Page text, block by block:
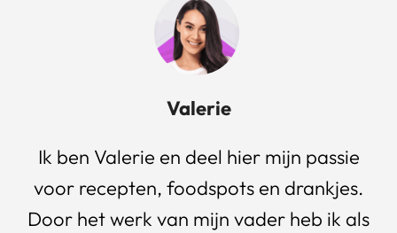
Valerie
Ik ben Valerie en deel hier mijn passie
voor recepten, foodspots en drankjes.
Door het werk van mijn vader heb ik als